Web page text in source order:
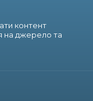
контент
на джерело та